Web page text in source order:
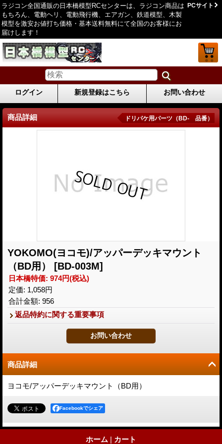
ラジコン全国通販の日本橋模型RCセンターは、ラジコン商品は
もちろん、電動ヘリ、電動飛行機、エアガン、鉄道模型、木製
模型を激安お値打ち価格・基本送料無料にて全国のお客様にお
届けします！
PCサイト
ログイン 新規登録はこちら お問い合わせ
商品詳細 ドリパケ用パーツ（BD- 品番）
YOKOMO(ヨコモ)/アッパーデッキマウント
（BD用） [BD-003M]
日本橋特価: 974円(税込)
定価: 1,058円
合計金額: 956
返品特約に関する重要事項
商品詳細
ヨコモ/アッパーデッキマウント（BD用）
Facebookでシェア
ホーム | カート